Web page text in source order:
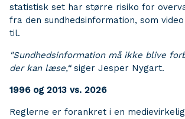
statistisk set har større risiko for
fra den sundhedsinformation, som
til.
"Sundhedsinformation må ikke blive
der kan læse,“siger Jesper Nygart.
1996 og 2013 vs. 2026
Reglerne er forankret i en